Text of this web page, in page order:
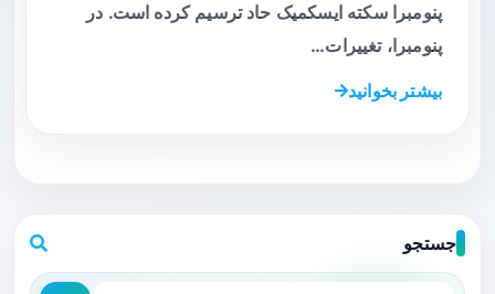
پنومبرا سکته ایسکمیک حاد ترسیم کرده است. در
پنومبرا، تغییرات…
بیشتر بخوانید
جستجو